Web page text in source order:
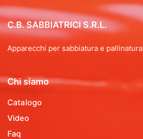
C.B. SABBIATRICI S.R.L.
Apparecchi per sabbiatura e pallinatura
Chi siamo
Catalogo
Video
Faq